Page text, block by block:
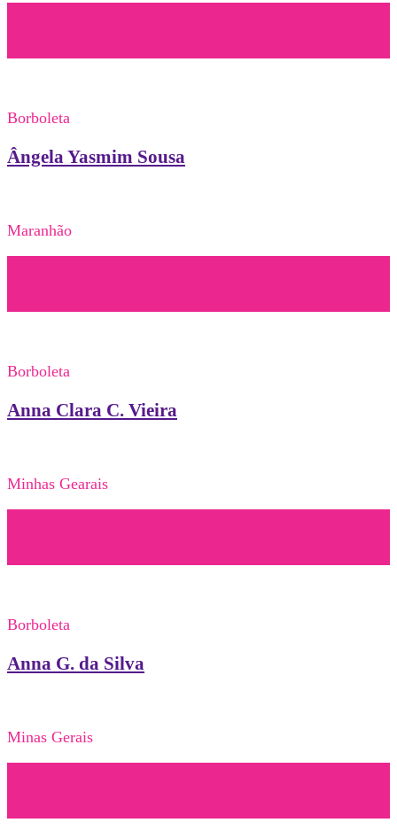
Borboleta
Ângela Yasmim Sousa
Maranhão
Borboleta
Anna Clara C. Vieira
Minhas Gearais
Borboleta
Anna G. da Silva
Minas Gerais